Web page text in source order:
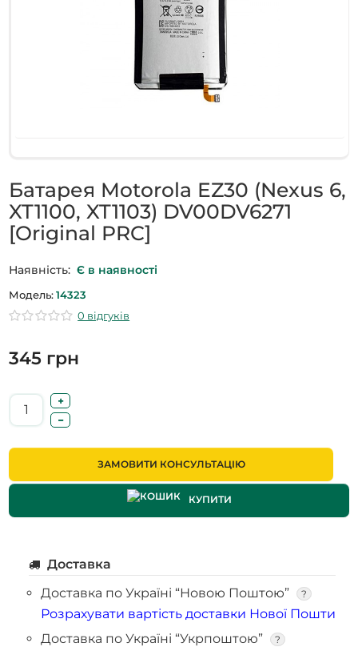
Батарея Motorola EZ30 (Nexus 6,
XT1100, XT1103) DV00DV6271
[Original PRC]
Наявність: Є в наявності
Модель: 14323
0 відгуків
345 грн
ЗАМОВИТИ КОНСУЛЬТАЦІЮ
КУПИТИ
Доставка
Доставка по Україні “Новою Поштою”
?
Розрахувати вартість доставки Нової Пошти
Доставка по Україні “Укрпоштою”
?